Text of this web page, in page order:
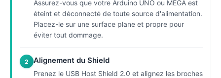
Assurez-vous que votre Arduino UNO ou MEGA est
éteint et déconnecté de toute source d'alimentation.
Placez-le sur une surface plane et propre pour
éviter tout dommage.
2 Alignement du Shield
Prenez le USB Host Shield 2.0 et alignez les broches